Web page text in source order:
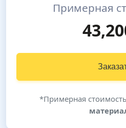
Примерная
*Примерная